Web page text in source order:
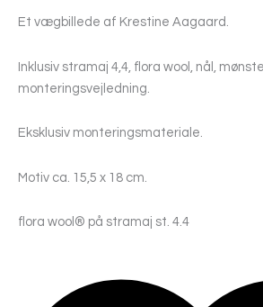
Et vægbillede af Krestine Aagaard.
Inklusiv stramaj 4,4, flora wool, nål,
monteringsvejledning.
Eksklusiv monteringsmateriale.
Motiv ca. 15,5 x 18 cm.
flora wool® på stramaj st. 4.4